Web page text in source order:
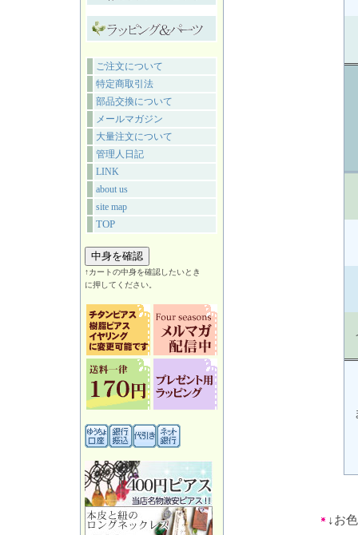
ご注文について
特定商取引法
部品交換について
メールマガジン
大量注文について
管理人日記
LINK
about us
site map
TOP
↑カートの中身を確認したいとき
に押してください。
↓お